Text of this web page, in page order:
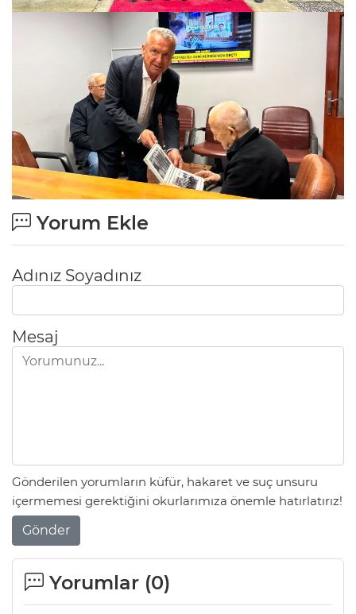
Yorum Ekle
Adınız Soyadınız
Mesaj
Gönderilen yorumların küfür, hakaret ve suç unsuru
içermemesi gerektiğini okurlarımıza önemle hatırlatırız!
Gönder
Yorumlar (0)